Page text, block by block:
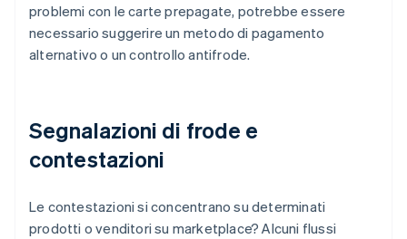
problemi con le carte prepagate, potrebbe essere
necessario suggerire un metodo di pagamento
alternativo o un controllo antifrode.
Segnalazioni di frode e
contestazioni
Le contestazioni si concentrano su determinati
prodotti o venditori su marketplace? Alcuni flussi